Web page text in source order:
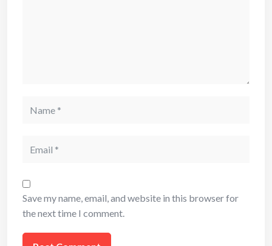
Save my name, email, and website in this browser for
the next time I comment.